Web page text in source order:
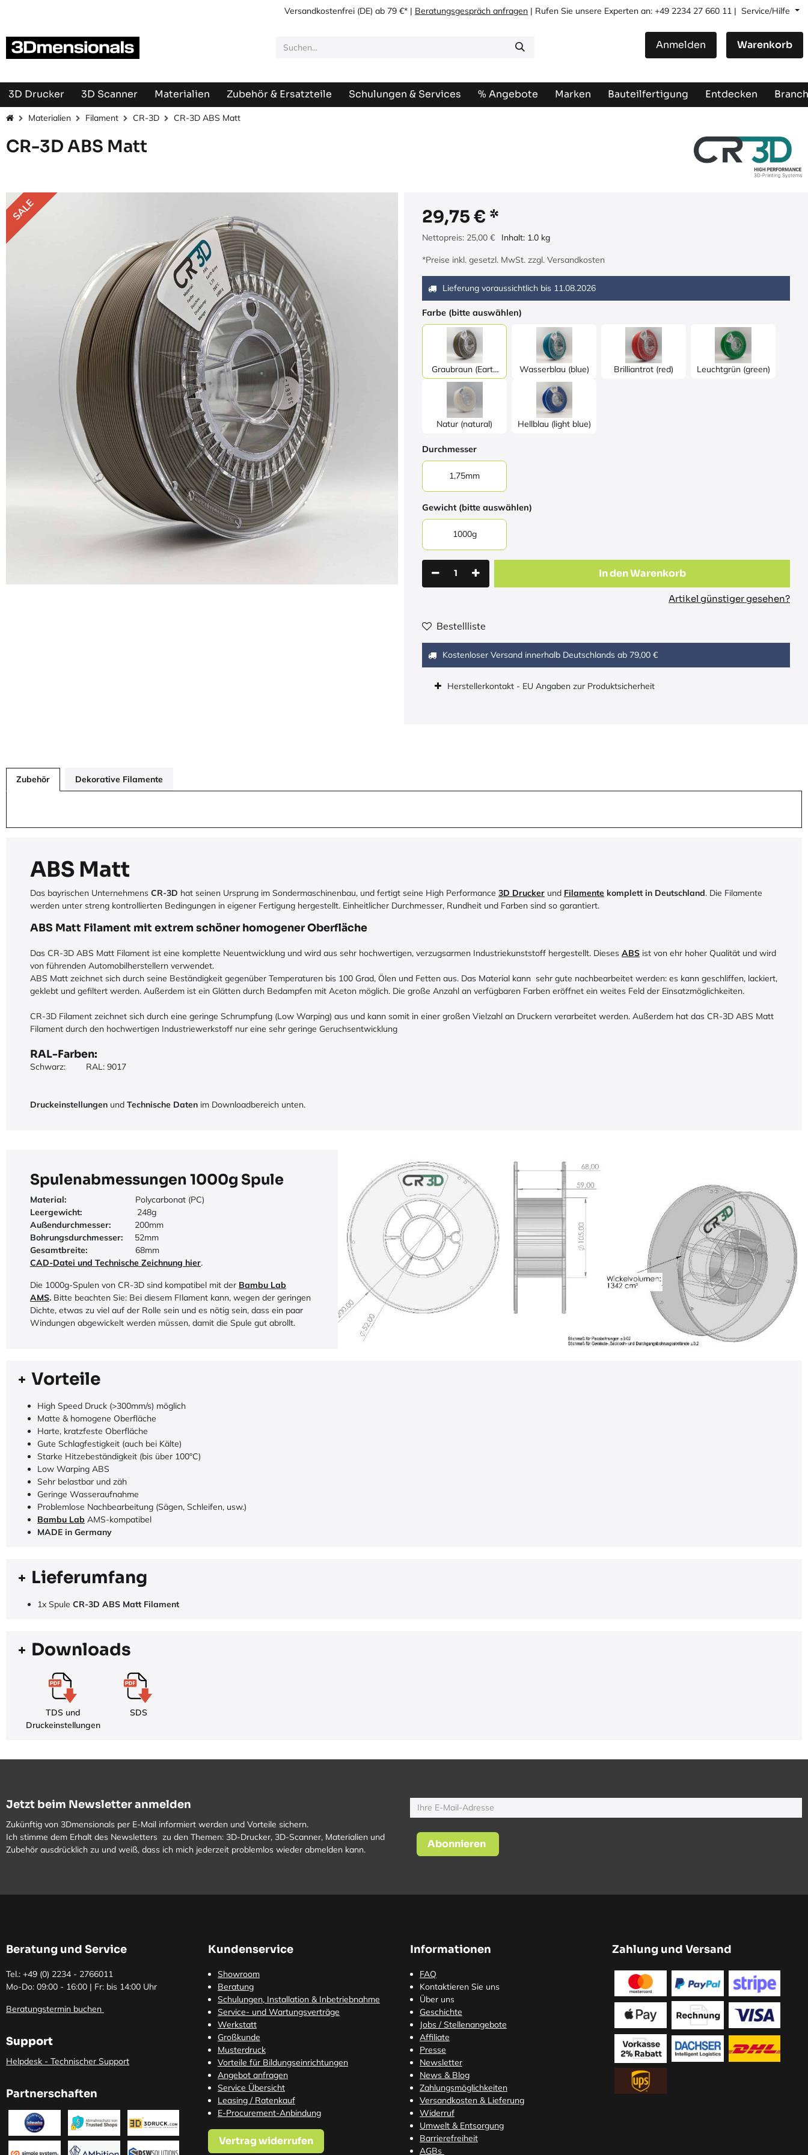
Versandkostenfrei (DE) ab 79 €* | Beratungsgespräch anfragen | Rufen Sie unsere Experten an: +49 2234 27 660 11 | Service/Hilfe
Anmelden Warenkorb
3D Drucker 3D Scanner Materialien Zubehör & Ersatzteile Schulungen & Services % Angebote Marken Bauteilfertigung Entdecken
Materialien Filament CR-3D CR-3D ABS Matt
CR-3D ABS Matt
SALE 29,75 €
Nettopreis: 25,00 € Inhalt: 1.0 kg
*Preise inkl. gesetzl. MwSt. zzgl. Versandkosten
Lieferung voraussichtlich bis 11.08.2026
Farbe (bitte auswählen)
Graubraun (Earth
Grey)
Wasserblau (blue) Brilliantrot (red) Leuchtgrün (green)
Natur (natural) Hellblau (light blue)
Durchmesser
1,75mm
Gewicht (bitte auswählen)
1000g
In den Warenkorb
Artikel günstiger gesehen?
Bestellliste
Kostenloser Versand innerhalb Deutschlands ab 79,00 €
Herstellerkontakt - EU Angaben zur Produktsicherheit
Zubehör Dekorative Filamente
ABS Matt
Das bayrischen Unternehmens CR-3D hat seinen Ursprung im Sondermaschinenbau, und fertigt seine High Performance 3D Drucker und Filamente komplett in Deutschland. Die Filamente
werden unter streng kontrollierten Bedingungen in eigener Fertigung hergestellt. Einheitlicher Durchmesser, Rundheit und Farben sind so garantiert.
ABS Matt Filament mit extrem schöner homogener Oberfläche
Das CR-3D ABS Matt Filament ist eine komplette Neuentwicklung und wird aus sehr hochwertigen, verzugsarmen Industriekunststoff hergestellt. Dieses ABS ist von ehr hoher Qualität und wird
von führenden Automobilherstellern verwendet.
ABS Matt zeichnet sich durch seine Beständigkeit gegenüber Temperaturen bis 100 Grad, Ölen und Fetten aus. Das Material kann sehr gute nachbearbeitet werden: es kann geschliffen, lackiert,
geklebt und gefiltert werden. Außerdem ist ein Glätten durch Bedampfen mit Aceton möglich. Die große Anzahl an verfügbaren Farben eröffnet ein weites Feld der Einsatzmöglichkeiten.
CR-3D Filament zeichnet sich durch eine geringe Schrumpfung (Low Warping) aus und kann somit in einer großen Vielzahl an Druckern verarbeitet werden. Außerdem hat das CR-3D ABS Matt
Filament durch den hochwertigen Industriewerkstoff nur eine sehr geringe Geruchsentwicklung
RAL-Farben:
Schwarz: ​RAL: 9017​
Druckeinstellungen und Technische Daten im Downloadbereich unten.
Spulenabmessungen 1000g Spule
Material:
​Polycarbonat (PC)
Leergewicht:
​248g
Außendurchmesser:
​200mm
​Bohrungsdurchmesser:
​52mm
Gesamtbreite:
​68mm
CAD-Datei und Technische Zeichnung hier.
Die 1000g-Spulen von CR-3D sind kompatibel mit der Bambu Lab
AMS. Bitte beachten Sie: Bei diesem FIlament kann, wegen der geringen
Dichte, etwas zu viel auf der Rolle sein und es nötig sein, dass ein paar
Windungen abgewickelt werden müssen, damit die Spule gut abrollt.
Vorteile
High Speed Druck (>300mm/s) möglich
Matte & homogene Oberfläche
Harte, kratzfeste Oberfläche
Gute Schlagfestigkeit (auch bei Kälte)
Starke Hitzebeständigkeit (bis über 100°C)
Low Warping ABS
Sehr belastbar und zäh
Geringe Wasseraufnahme
Problemlose Nachbearbeitung (Sägen, Schleifen, usw.)
Bambu Lab AMS-kompatibel
MADE in Germany
Lieferumfang
1x Spule CR-3D ABS Matt Filament
Downloads
TDS und
Druckeinstellungen
SDS
Jetzt beim Newsletter anmelden
Zukünftig von 3Dmensionals per E-Mail informiert werden und Vorteile sichern.
Ich stimme dem Erhalt des Newsletters zu den Themen: 3D-Drucker, 3D-Scanner, Materialien und
Zubehör ausdrücklich zu und weiß, dass ich mich jederzeit problemlos wieder abmelden kann.
Abonnieren
Beratung und Service
Tel.: +49 (0) 2234 - 2766011
Mo-Do: 09:00 - 16:00 | Fr: bis 14:00 Uhr
Beratungstermin buchen
Support
Helpdesk - Technischer Support
Partnerschaften
Kundenservice
Showroom
Beratung
Schulungen, Installation & Inbetriebnahme
Service- und Wartungsverträge
Werkstatt
Großkunde
Musterdruck
Vorteile für Bildungseinrichtungen
Angebot anfragen
Service Übersicht
Leasing / Ratenkauf
E-Procurement-Anbindung
Vertrag widerrufen
Informationen
FAQ
Kontaktieren Sie uns
Über uns
Geschichte
Jobs / Stellenangebote
Affiliate
Presse
Newsletter
News & Blog
Zahlungsmöglichkeiten
Versandkosten & Lieferung
Widerruf
Umwelt & Entsorgung
Barrierefreiheit
AGBs
Zahlung und Versand